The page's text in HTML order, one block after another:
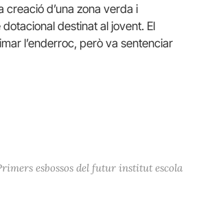
d’una zona verda i
dotacional destinat al jovent. El
l’enderroc, però va sentenciar
esbossos del futur institut escola